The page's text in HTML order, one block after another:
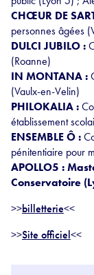
CHŒUR DE
personnes âgées
DULCI JUBILO :
(Roanne)
IN MONTANA :
(Vaulx-en-Velin)
PHILOKALIA :
établissement
ENSEMBLE Ô :
pénitentiaire pour
APOLLO5 :
Conservatoire
>>billetterie<<
>>Site officiel<<